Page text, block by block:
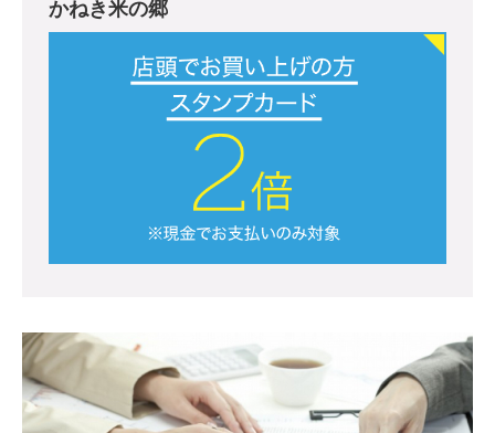
かねき米の郷